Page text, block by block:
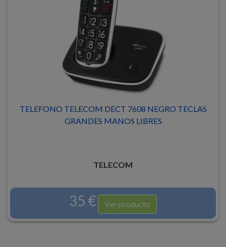
TELEFONO TELECOM DECT 7608 NEGRO TECLAS
GRANDES MANOS LIBRES
TELECOM
35 € Ver producto